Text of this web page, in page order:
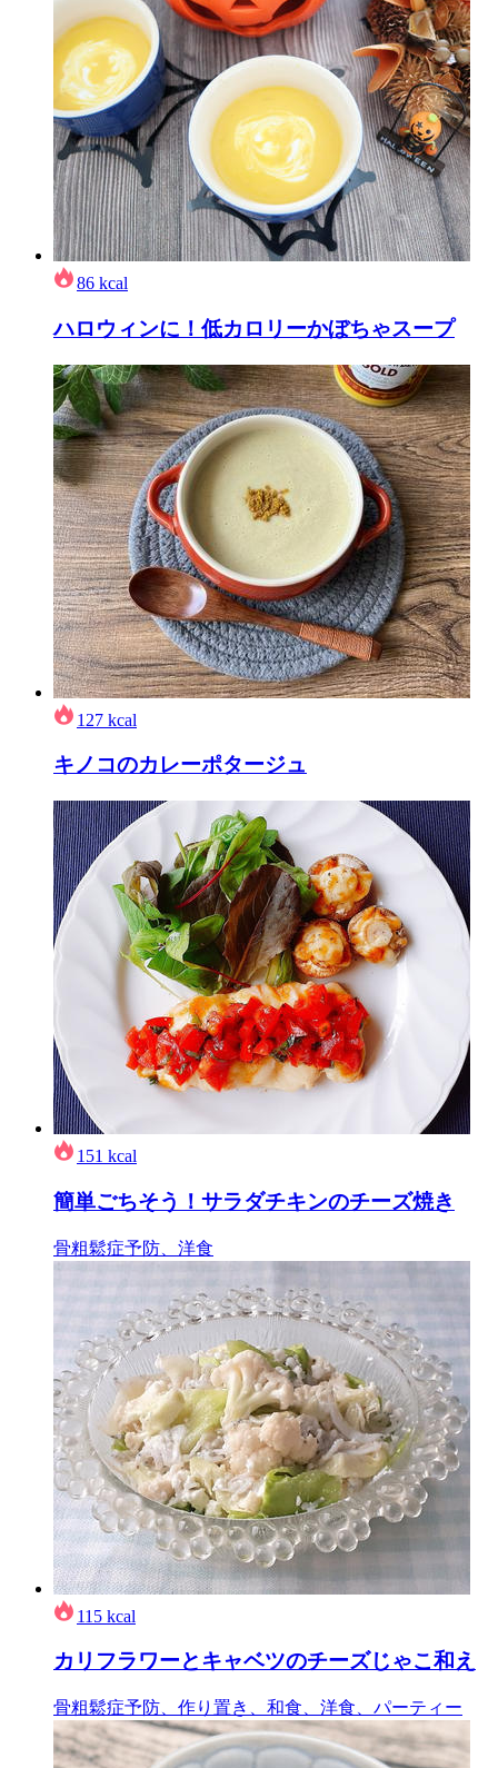
86 kcal
ハロウィンに！低カロリーかぼちゃスープ
127 kcal
キノコのカレーポタージュ
151 kcal
簡単ごちそう！サラダチキンのチーズ焼き
骨粗鬆症予防、洋食
115 kcal
カリフラワーとキャベツのチーズじゃこ和え
骨粗鬆症予防、作り置き、和食、洋食、パーティー